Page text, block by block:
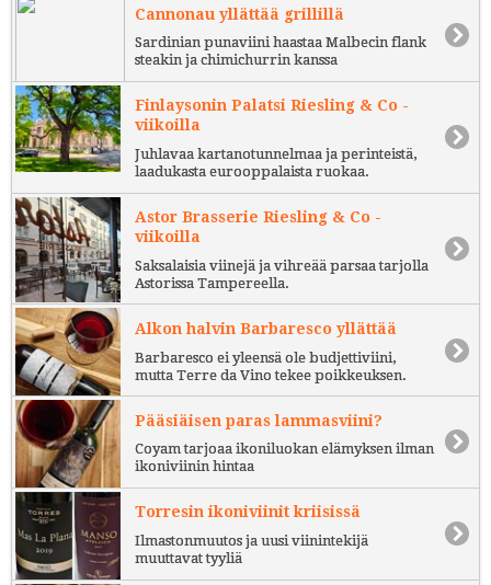
Cannonau yllättää grillillä
Sardinian punaviini haastaa Malbecin flank
steakin ja chimichurrin kanssa
Finlaysonin Palatsi Riesling & Co -
viikoilla
Juhlavaa kartanotunnelmaa ja perinteistä,
laadukasta eurooppalaista ruokaa.
Astor Brasserie Riesling & Co -
viikoilla
Saksalaisia viinejä ja vihreää parsaa tarjolla
Astorissa Tampereella.
Alkon halvin Barbaresco yllättää
Barbaresco ei yleensä ole budjettiviini,
mutta Terre da Vino tekee poikkeuksen.
Pääsiäisen paras lammasviini?
Coyam tarjoaa ikoniluokan elämyksen ilman
ikoniviinin hintaa
Torresin ikoniviinit kriisissä
Ilmastonmuutos ja uusi viinintekijä
muuttavat tyyliä